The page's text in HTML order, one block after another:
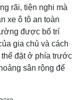
rãi, tiện nghi mà
xe ô tô an toàn
được bố trí
gia chủ và cách
thể đặt ở phía trước
sân rộng để